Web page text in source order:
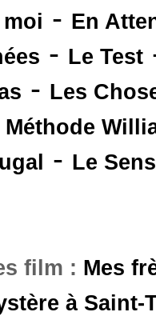
- En
- Le Test
- Les
Méthode
- Le
film : Mes
à Saint-